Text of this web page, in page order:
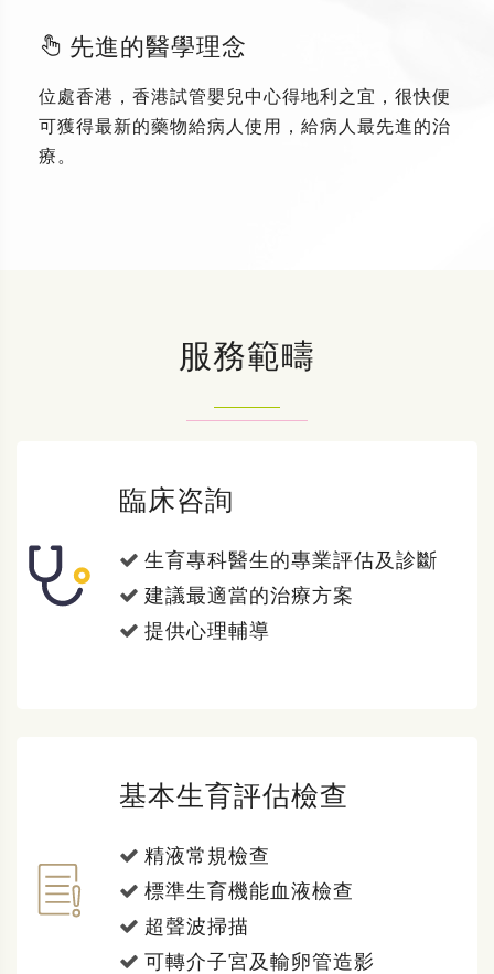
先進的醫學理念
位處香港，香港試管嬰兒中心得地利之宜，很快便
可獲得最新的藥物給病人使用，給病人最先進的治
療。
服務範疇
臨床咨詢
生育專科醫生的專業評估及診斷
建議最適當的治療方案
提供心理輔導
基本生育評估檢查
精液常規檢查
標準生育機能血液檢查
超聲波掃描
可轉介子宮及輸卵管造影